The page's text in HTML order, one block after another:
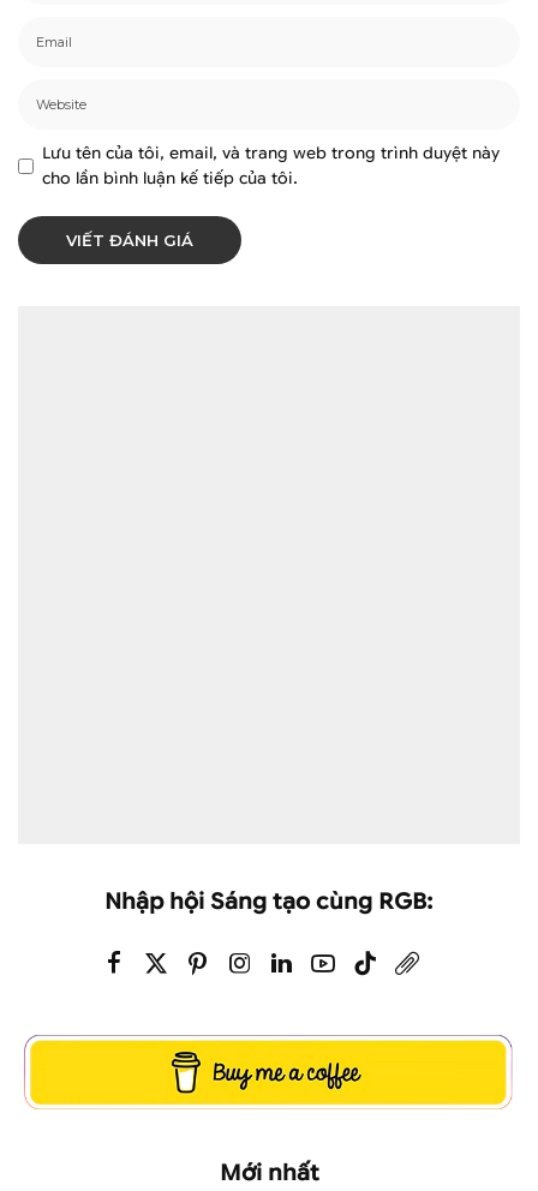
Lưu tên của tôi, email, và trang web trong trình duyệt này
cho lần bình luận kế tiếp của tôi.
Nhập hội Sáng tạo cùng RGB:
Mới nhất